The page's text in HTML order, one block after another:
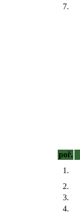
7.
poř.
1.
2.
3.
4.